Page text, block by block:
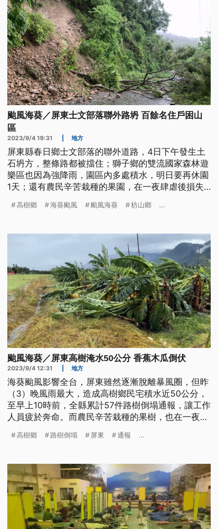
颱風海葵／屏東士文部落聯外路坍 百餘名住戶困山
區
2023/9/4 19:31 地方
屏東縣春日鄉士文部落的聯外道路，4日下午發生土
石坍方，整條路都被擋住；獅子鄉的雙流國家森林遊
樂區也因為強降雨，園區內多處積水，明日要再休園
1天；還有農民辛苦栽種的果園，在一夜肆虐後損失
高樹鄉 海葵颱風 颱風海葵 枋山鄉 ...
颱風海葵／屏東高樹淹水50公分 香蕉木瓜倒伏
2023/9/4 12:31 地方
海葵颱風影響全台，屏東雖然逐漸脫離暴風圈，但昨
（3）晚風雨最大，造成高樹鄉民宅積水近50公分，
至早上10時前，全縣累計57件路樹倒塌通報，讓工作
人員疲於奔命。而農民辛苦栽種的果樹，也在一夜肆
高樹鄉 路樹倒塌 屏東 通報 ...